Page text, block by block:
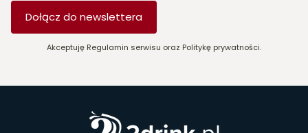
Dołącz do newslettera
Akceptuję Regulamin serwisu oraz Politykę prywatności.